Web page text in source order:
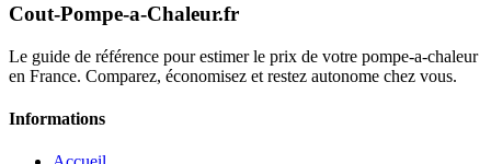
Cout-Pompe-a-Chaleur.fr
Le guide de référence pour estimer le prix de votre pompe-a-chaleur
en France. Comparez, économisez et restez autonome chez vous.
Informations